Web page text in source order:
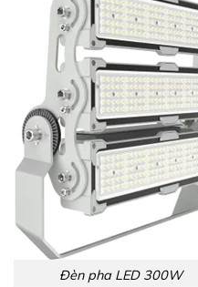
Đèn pha LED 300W